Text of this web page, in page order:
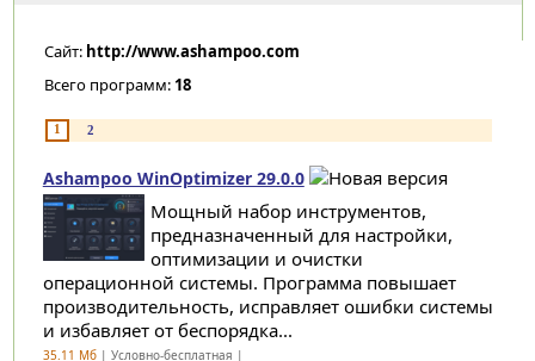
Сайт: http://www.ashampoo.com
Всего программ: 18
1 2
Ashampoo WinOptimizer 29.0.0
Мощный набор инструментов,
предназначенный для настройки,
оптимизации и очистки
операционной системы. Программа повышает
производительность, исправляет ошибки системы
и избавляет от беспорядка...
35.11 Мб| Условно-бесплатная |